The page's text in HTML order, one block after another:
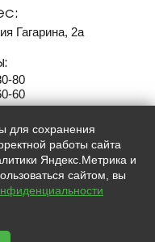
Гагарина, 2а
80
60
сетях:
для сохранения
работы сайта
Яндекс.Метрика и
сайтом, вы